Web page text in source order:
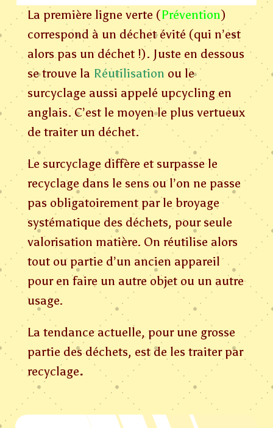
La première ligne verte (Prévention)
correspond à un déchet évité (qui n’est
alors pas un déchet !). Juste en dessous
se trouve la Réutilisation ou le
surcyclage aussi appelé upcycling en
anglais. C’est le moyen le plus vertueux
de traiter un déchet.
Le surcyclage diffère et surpasse le
recyclage dans le sens ou l’on ne passe
pas obligatoirement par le broyage
systématique des déchets, pour seule
valorisation matière. On réutilise alors
tout ou partie d’un ancien appareil
pour en faire un autre objet ou un autre
usage.
La tendance actuelle, pour une grosse
partie des déchets, est de les traiter par
recyclage.